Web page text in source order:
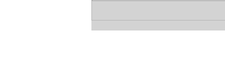
การเลือกตัว Inverter ปั๊มน้ำ ,
แผงโซล่าเซลล์และการเผื่อ